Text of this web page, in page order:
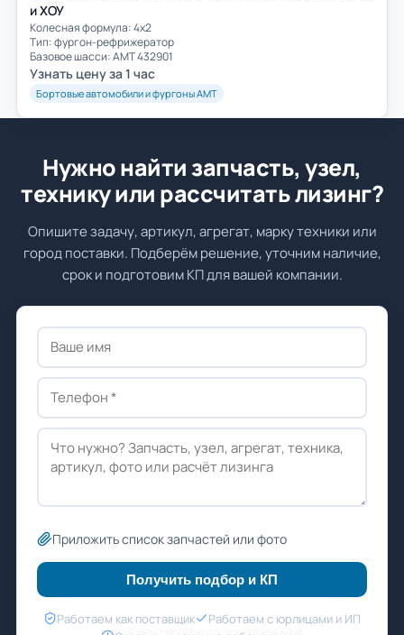
и ХОУ
Колесная формула: 4х2
Тип: фургон-рефрижератор
Базовое шасси: AMT 432901
Узнать цену за 1 час
Бортовые автомобили и фургоны АМТ
Нужно найти запчасть, узел,
технику или рассчитать лизинг?
Опишите задачу, артикул, агрегат, марку техники или
город поставки. Подберём решение, уточним наличие,
срок и подготовим КП для вашей компании.
Приложить список запчастей или фото
Получить подбор и КП
Работаем как поставщик
Работаем с юрлицами и ИП